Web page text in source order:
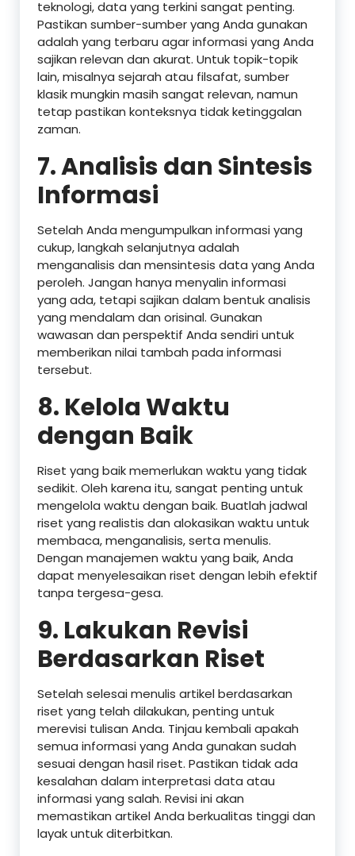
teknologi, data yang terkini sangat penting.
Pastikan sumber-sumber yang Anda gunakan
adalah yang terbaru agar informasi yang Anda
sajikan relevan dan akurat. Untuk topik-topik
lain, misalnya sejarah atau filsafat, sumber
klasik mungkin masih sangat relevan, namun
tetap pastikan konteksnya tidak ketinggalan
zaman.
7.Analisis dan Sintesis
Informasi
Setelah Anda mengumpulkan informasi yang
cukup, langkah selanjutnya adalah
menganalisis dan mensintesis data yang Anda
peroleh. Jangan hanya menyalin informasi
yang ada, tetapi sajikan dalam bentuk analisis
yang mendalam dan orisinal. Gunakan
wawasan dan perspektif Anda sendiri untuk
memberikan nilai tambah pada informasi
tersebut.
8. Kelola Waktu
dengan Baik
Riset yang baik memerlukan waktu yang tidak
sedikit. Oleh karena itu, sangat penting untuk
mengelola waktu dengan baik. Buatlah jadwal
riset yang realistis dan alokasikan waktu untuk
membaca, menganalisis, serta menulis.
Dengan manajemen waktu yang baik, Anda
dapat menyelesaikan riset dengan lebih efektif
tanpa tergesa-gesa.
9. Lakukan Revisi
Berdasarkan Riset
Setelah selesai menulis artikel berdasarkan
riset yang telah dilakukan, penting untuk
merevisi tulisan Anda. Tinjau kembali apakah
semua informasi yang Anda gunakan sudah
sesuai dengan hasil riset. Pastikan tidak ada
kesalahan dalam interpretasi data atau
informasi yang salah. Revisi ini akan
memastikan artikel Anda berkualitas tinggi dan
layak untuk diterbitkan.